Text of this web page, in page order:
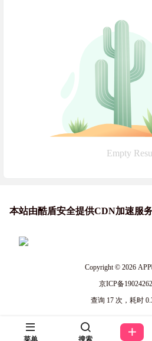
Empty
本站由酷盾安全提供CDN加速服
Copyright © 2026APP
京ICP备
查询 17 次，耗时
菜单 搜索